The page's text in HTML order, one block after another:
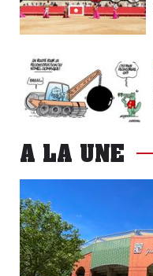
A LA UNE